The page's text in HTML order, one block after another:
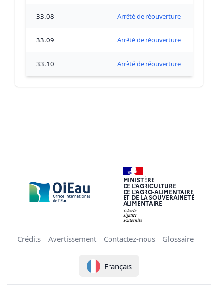
33.08 Arrêté de réouverture coquillages
33.09 Arrêté de réouverture coquillages
33.10 Arrêté de réouverture coquillages
MINISTÈRE
DE L'AGRICULTURE
DE L'AGRO-ALIMENTAIRE
ET DE LA SOUVERAINETÉ
ALIMENTAIRE
Crédits Avertissement Contactez-nous Glossaire
Français